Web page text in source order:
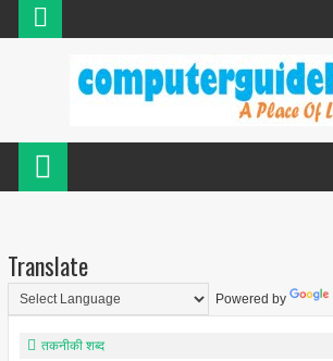
Translate
Powered by
तकनीकी शब्द